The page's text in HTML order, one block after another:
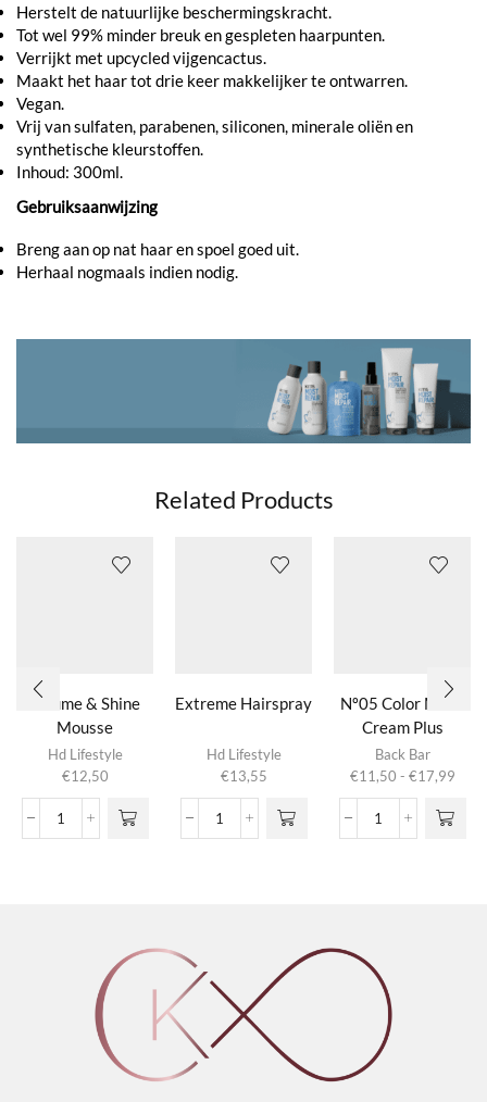
Herstelt de natuurlijke beschermingskracht.
Tot wel 99% minder breuk en gespleten haarpunten.
Verrijkt met upcycled vijgencactus.
Maakt het haar tot drie keer makkelijker te ontwarren.
Vegan.
Vrij van sulfaten, parabenen, siliconen, minerale oliën en
synthetische kleurstoffen.
Inhoud: 300ml.
Gebruiksaanwijzing
Breng aan op nat haar en spoel goed uit.
Herhaal nogmaals indien nodig.
Related Products
Volume & Shine
Mousse
Hd Lifestyle
€12,50
Volume
Extreme Hairspray
Hd Lifestyle
€13,55
Extreme
Nº05 Color Mask
Cream Plus
Back Bar
€11,50 - €17,99
tot
Nº05
heeft
meerdere
Deze optie